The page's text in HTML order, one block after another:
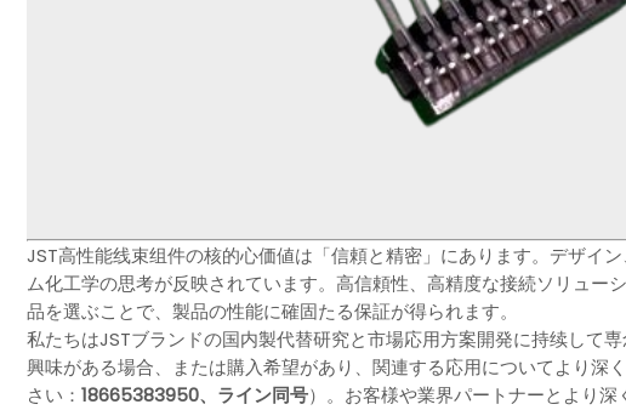
JST高性能线束组件の核的心価値は「信頼と精密」にあります。デザイ
ム化工学の思考が反映されています。高信頼性、高精度な接続ソリュー
品を選ぶことで、製品の性能に確固たる保証が得られます。
私たちはJSTブランドの国内製代替研究と市場応用方案開発に持续して
興味がある場合、または購入希望があり、関連する応用についてより深
さい： 18665383950、ライン同号）。お客様や業界パートナーとより深